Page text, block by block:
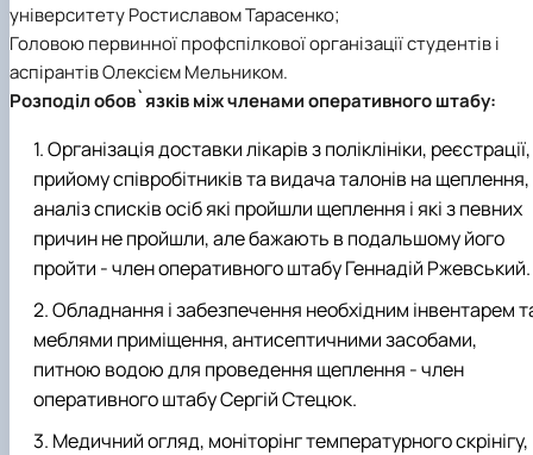
університету Ростиславом Тарасенко;
Головою первинної профспілкової організації студентів і
аспірантів Олексієм Мельником.
Розподіл обов`язків між членами оперативного штабу:
Організація доставки лікарів з поліклініки, реєстрації,
прийому співробітників та видача талонів на щеплення,
аналіз списків осіб які пройшли щеплення і які з певних
причин не пройшли, але бажають в подальшому його
пройти - член оперативного штабу Геннадій Ржевський.
Обладнання і забезпечення необхідним інвентарем
меблями приміщення, антисептичними засобами,
питною водою для проведення щеплення - член
оперативного штабу Сергій Стецюк.
Медичний огляд, моніторінг температурного скрінігу,